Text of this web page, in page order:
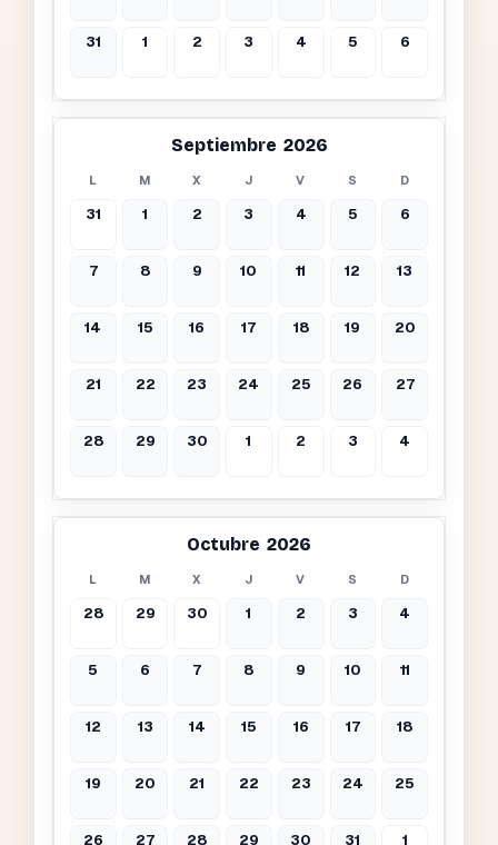
31 1 2 3 4 5 6
Septiembre 2026
L M X J V S D
31 1 2 3 4 5 6
7 8 9 10 11 12 13
14 15 16 17 18 19 20
21 22 23 24 25 26 27
28 29 30 1 2 3 4
Octubre 2026
L M X J V S D
28 29 30 1 2 3 4
5 6 7 8 9 10 11
12 13 14 15 16 17 18
19 20 21 22 23 24 25
26 27 28 29 30 31 1